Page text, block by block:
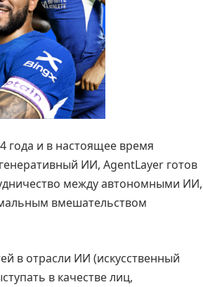
года и в настоящее время
ИИ, AgentLayer готов
между автономными ИИ,
вмешательством
в отрасли ИИ (искусственный
в качестве лиц,